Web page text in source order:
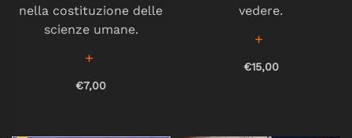
nella costituzione delle
scienze umane.
€7,00
vedere.
€15,00